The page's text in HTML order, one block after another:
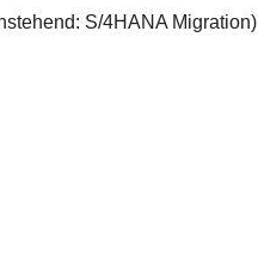
S/4HANA Migration)